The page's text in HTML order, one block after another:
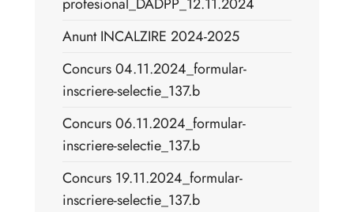
profesional_DADPP_12.11.2024
Anunt INCALZIRE 2024-2025
Concurs 04.11.2024_formular-
inscriere-selectie_137.b
Concurs 06.11.2024_formular-
inscriere-selectie_137.b
Concurs 19.11.2024_formular-
inscriere-selectie_137.b